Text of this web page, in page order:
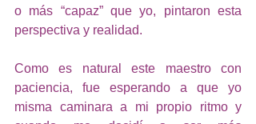
o más “capaz” que yo, pintaron esta
perspectiva y realidad.
Como es natural este maestro con
paciencia, fue esperando a que yo
misma caminara a mi propio ritmo y